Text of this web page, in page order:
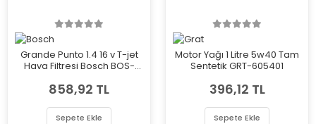
Grande Punto 1.4 16 v T-jet
Hava Filtresi Bosch BOS-
858,92 TL
Sepete Ekle
Motor Yağı 1 Litre 5w40 Tam
Sentetik GRT-605401
396,12 TL
Sepete Ekle